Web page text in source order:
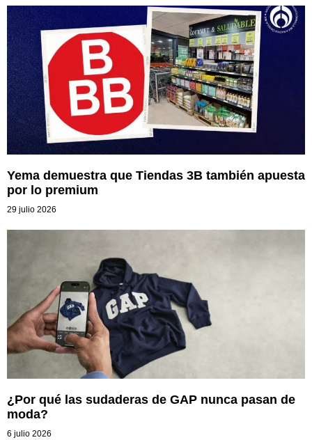
Yema demuestra que Tiendas 3B también apuesta
por lo premium
29 julio 2026
¿Por qué las sudaderas de GAP nunca pasan de
moda?
6 julio 2026